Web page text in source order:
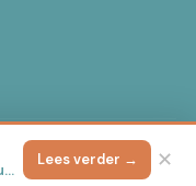
Alle rechten voorbehouden.
WMO wet maatschappelijke ondersteuning uitgelegd: Rechten en plichten 2026
Lees verder → ✕